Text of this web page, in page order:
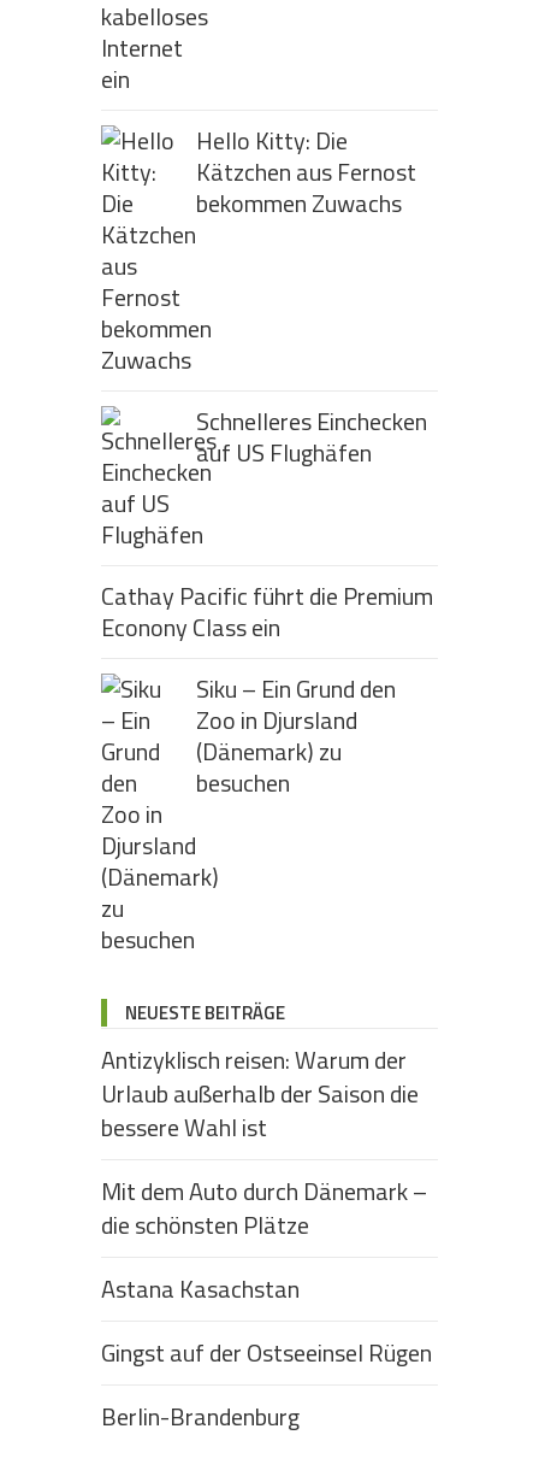
Hello Kitty: Die
Kätzchen aus Fernost
bekommen Zuwachs
Schnelleres Einchecken
auf US Flughäfen
Cathay Pacific führt die Premium
Econony Class ein
Siku – Ein Grund den
Zoo in Djursland
(Dänemark) zu
besuchen
NEUESTE BEITRÄGE
Antizyklisch reisen: Warum der
Urlaub außerhalb der Saison die
bessere Wahl ist
Mit dem Auto durch Dänemark –
die schönsten Plätze
Astana Kasachstan
Gingst auf der Ostseeinsel Rügen
Berlin-Brandenburg